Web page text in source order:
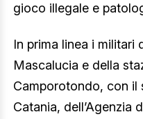
gioco illegale e
In prima linea i militari
Mascalucia e della
Camporotondo, con il
Catania, dell’Agenzia